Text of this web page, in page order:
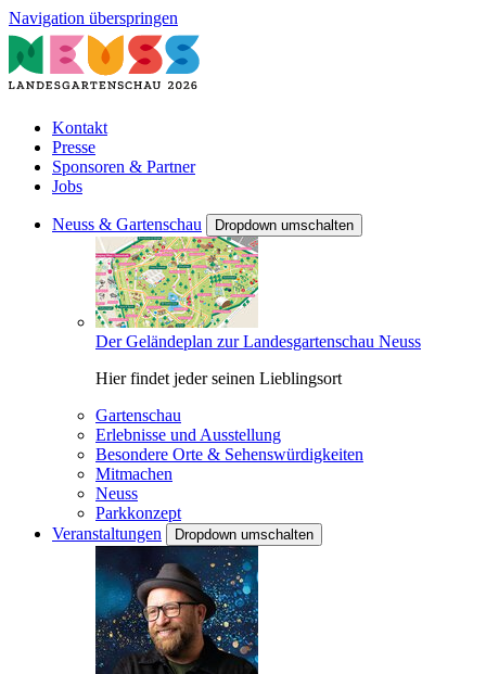
Navigation überspringen
Kontakt
Presse
Sponsoren & Partner
Jobs
Neuss & Gartenschau Dropdown umschalten
Der Geländeplan zur Landesgartenschau Neuss
Hier findet jeder seinen Lieblingsort
Gartenschau
Erlebnisse und Ausstellung
Besondere Orte & Sehenswürdigkeiten
Mitmachen
Neuss
Parkkonzept
Veranstaltungen
Dropdown umschalten